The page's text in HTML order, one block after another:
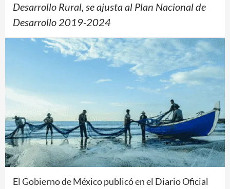
Desarrollo Rural, se ajusta al Plan Nacional de
Desarrollo 2019-2024
El Gobierno de México publicó en el Diario Oficial